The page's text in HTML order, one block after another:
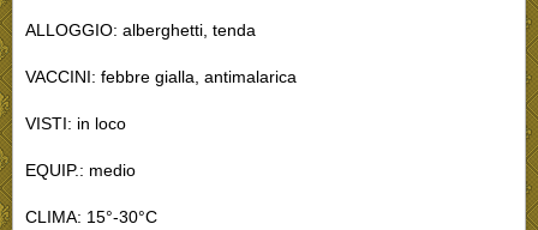
ALLOGGIO: alberghetti, tenda
VACCINI: febbre gialla, antimalarica
VISTI: in loco
EQUIP.: medio
CLIMA: 15°-30°C